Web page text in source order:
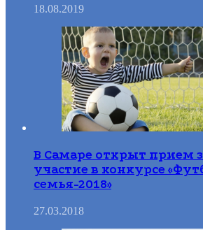
18.08.2019
В Самаре открыт прием
участие в конкурсе
семья-2018»
27.03.2018